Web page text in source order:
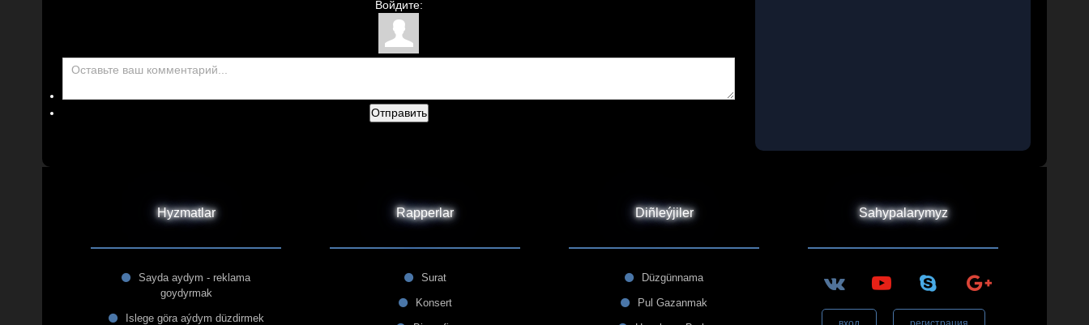
Войдите:
Отправить
Hyzmatlar
Sayda aydym - reklama
goydyrmak
Islege göra aýdym düzdirmek
Rapperlar
Surat
Konsert
Diñleýjiler
Düzgünnama
Pul Gazanmak
Sahypalarymyz